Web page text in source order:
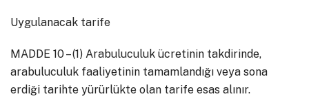
Uygulanacak tarife
MADDE 10 – (1) Arabuluculuk ücretinin takdirinde,
arabuluculuk faaliyetinin tamamlandığı veya sona
erdiği tarihte yürürlükte olan tarife esas alınır.